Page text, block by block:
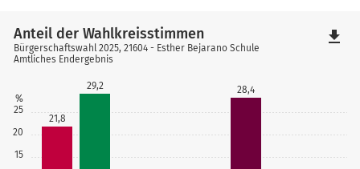
15
20
25
%
21,8
29,2 28,4
Anteil der Wahlkreisstimmen
Bürgerschaftswahl 2025, 21604 - Esther Bejarano Schule
Amtliches Endergebnis
file_download